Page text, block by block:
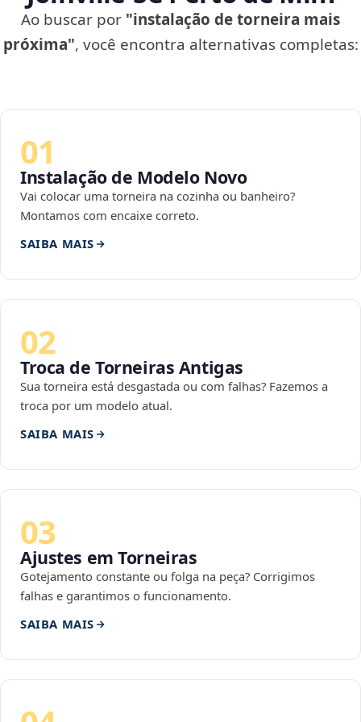
Ao buscar por "instalação de torneira mais
próxima", você encontra alternativas completas:
01
Instalação de Modelo Novo
Vai colocar uma torneira na cozinha ou banheiro?
Montamos com encaixe correto.
SAIBA MAIS
02
Troca de Torneiras Antigas
Sua torneira está desgastada ou com falhas? Fazemos a
troca por um modelo atual.
SAIBA MAIS
03
Ajustes em Torneiras
Gotejamento constante ou folga na peça? Corrigimos
falhas e garantimos o funcionamento.
SAIBA MAIS